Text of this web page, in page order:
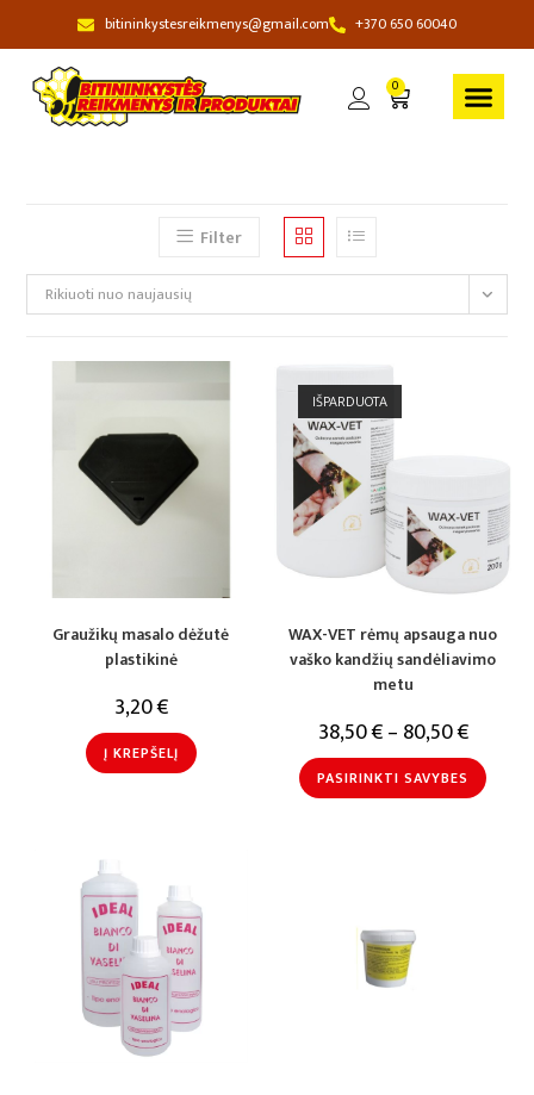
bitininkystesreikmenys@gmail.com +370 650 60040
0
Filter
Rikiuoti nuo naujausių
Graužikų masalo dėžutė
plastikinė
3,20€
Į KREPŠELĮ
IŠPARDUOTA
WAX-VET rėmų apsauga nuo
vaško kandžių sandėliavimo
metu
38,50€– 80,50€
PASIRINKTI SAVYBES